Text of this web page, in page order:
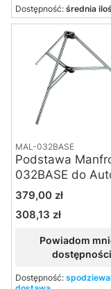
Dostępność: średnia
MAL-032BASE
Podstawa
032BASE do
Cena
379,00 zł
Cena
308,13 zł
Powiadom
dostępności
Dostępność: